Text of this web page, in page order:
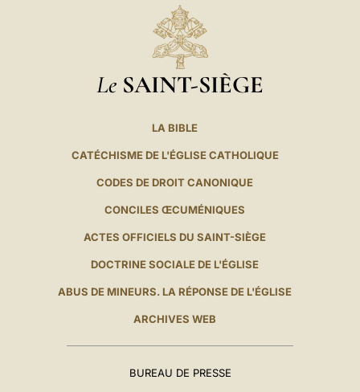
Le SAINT-SIÈGE
LA BIBLE
CATÉCHISME DE L'ÉGLISE CATHOLIQUE
CODES DE DROIT CANONIQUE
CONCILES ŒCUMÉNIQUES
ACTES OFFICIELS DU SAINT-SIÈGE
DOCTRINE SOCIALE DE L'ÉGLISE
ABUS DE MINEURS. LA RÉPONSE DE L'ÉGLISE
ARCHIVES WEB
BUREAU DE PRESSE